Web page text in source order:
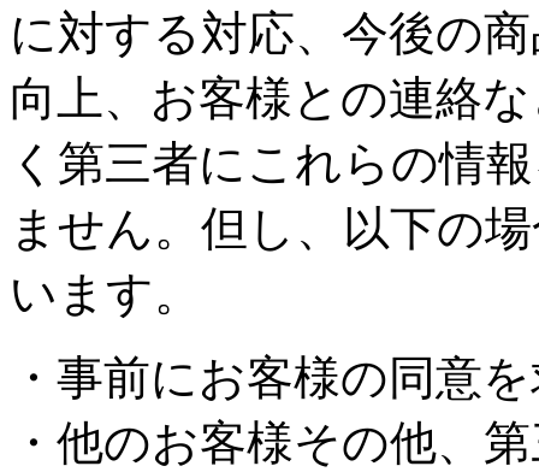
に対する対応、今後の
向上、お客様との連絡
く第三者にこれらの情
ません。但し、以下の
います。
・事前にお客様の同意
・他のお客様その他、